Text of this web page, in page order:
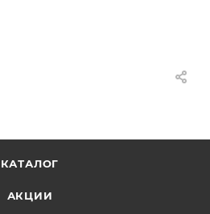
КАТАЛОГ
АКЦИИ